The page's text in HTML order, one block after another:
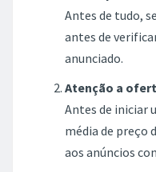
Antes de tudo,
antes de
anunciado.
Atenção a
Antes de iniciar
média de preço
aos anúncios